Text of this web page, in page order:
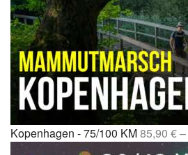
Kopenhagen - 75/100 KM85,90 €–